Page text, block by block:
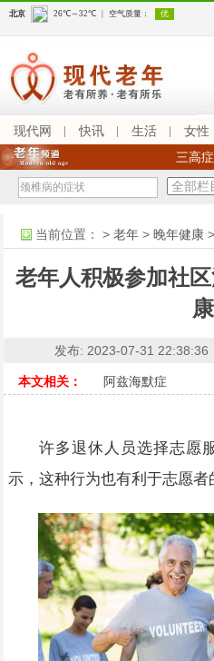
现代网 快讯 生活 女性
三高症
当前位置： >老年 >晚年健康 >
老年人积极参加社
康
发布: 2023-07-31 22:38:36
本文相关： 阿兹海默症
许多退休人员选择志愿
示，这种行为也有利于志愿者